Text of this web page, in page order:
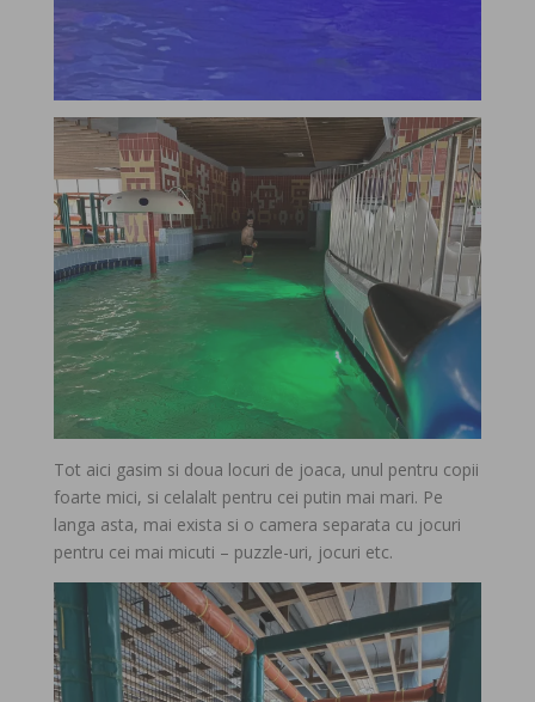
Tot aici gasim si doua locuri de joaca, unul pentru copii
foarte mici, si celalalt pentru cei putin mai mari. Pe
langa asta, mai exista si o camera separata cu jocuri
pentru cei mai micuti – puzzle-uri, jocuri etc.